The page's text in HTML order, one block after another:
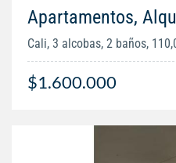
Apartamentos,
Cali, 3 alcobas, 2 baños,
$1.600.000